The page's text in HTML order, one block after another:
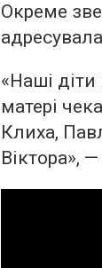
Окреме
«Наші
матері
Клиха,
Віктора»,